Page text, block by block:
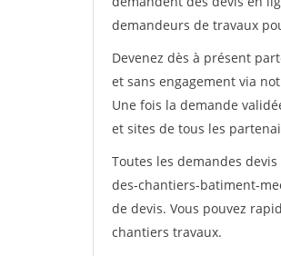
demandeurs de travaux
Devenez dès à présent
et sans engagement via
Une fois la demande
et sites de tous les
Toutes les demandes
des-chantiers-batiment-
de devis. Vous pouvez
chantiers travaux.